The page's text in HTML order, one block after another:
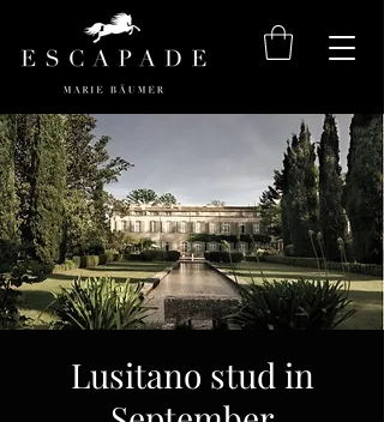
Lusitano stud in